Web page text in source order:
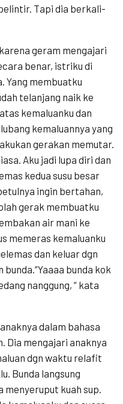
Tapi dia berkali-
geram mengajari
benar, istriku di
Yang membuatku
telanjang naik ke
kemaluanku dan
kemaluannya yang
gerakan memutar.
Aku jadi lupa diri dan
kedua susu besar
ingin bertahan,
gerak membuatku
air mani ke
memeras kemaluanku
dan keluar dgn
bunda kok
nanggung, “ kata
dalam bahasa
Dia mengajari anaknya
dgn waktu relafit
Bunda langsung
menyeruput kuah sup.